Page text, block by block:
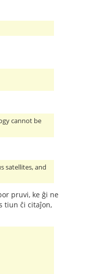
cannot be
satellites, and
pruvi, ke ĝi ne
tiun ĉi citaĵon,